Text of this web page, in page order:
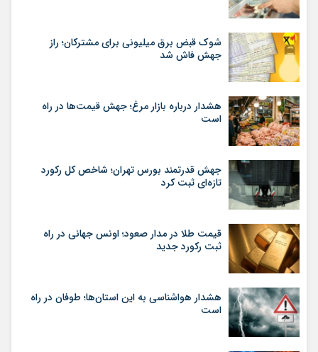
شوک قبض برق میلیونی برای مشترکان؛ راز
جهش فاش شد
هشدار درباره بازار مرغ؛ جهش قیمت‌ها در راه
است
جهش قدرتمند بورس تهران؛ شاخص کل رکورد
تازه‌ای ثبت کرد
قیمت طلا در مدار صعود؛ اونس جهانی در راه
ثبت رکورد جدید
هشدار هواشناسی به این استان‌ها؛ طوفان در راه
است